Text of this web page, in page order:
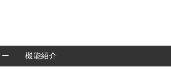
機能紹介